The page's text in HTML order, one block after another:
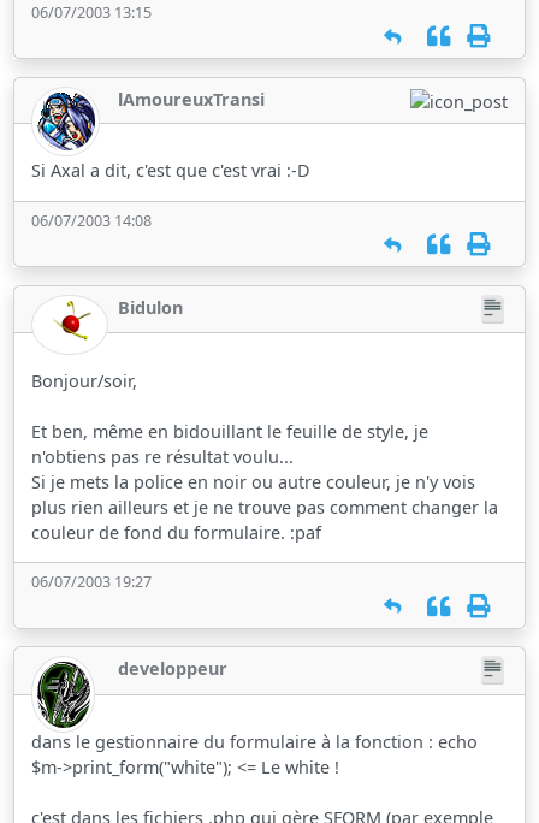
06/07/2003 13:15
lAmoureuxTransi
Si Axal a dit, c'est que c'est vrai :-D
06/07/2003 14:08
Bidulon
Bonjour/soir,
Et ben, même en bidouillant le feuille de style, je
n'obtiens pas re résultat voulu...
Si je mets la police en noir ou autre couleur, je n'y vois
plus rien ailleurs et je ne trouve pas comment changer la
couleur de fond du formulaire. :paf
06/07/2003 19:27
developpeur
dans le gestionnaire du formulaire à la fonction : echo
$m->print_form("white"); <= Le white !
c'est dans les fichiers .php qui gère SFORM (par exemple